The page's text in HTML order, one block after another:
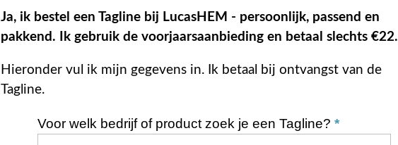
Ja, ik bestel een Tagline bij LucasHEM - persoonlijk, passend en
pakkend. Ik gebruik de voorjaarsaanbieding en betaal slechts €22.
Hieronder vul ik mijn gegevens in. Ik betaal bij ontvangst van de
Tagline.
Voor welk bedrijf of product zoek je een Tagline?